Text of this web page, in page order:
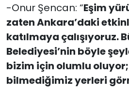
-Onur Şencan: “Eşim
zaten Ankara’daki
katılmaya çalışıyoruz.
Belediyesi’nin böyle
bizim için olumlu
bilmediğimiz yerleri